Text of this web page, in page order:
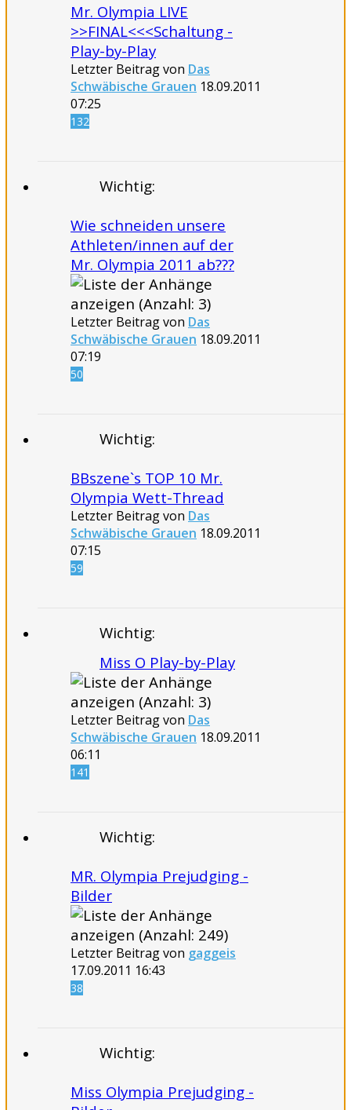
Mr. Olympia LIVE
>>FINAL<<<Schaltung -
Play-by-Play
Letzter Beitrag von Das
Schwäbische Grauen 18.09.2011
07:25
132
Wichtig:
Wie schneiden unsere
Athleten/innen auf der
Mr. Olympia 2011 ab???
Letzter Beitrag von Das
Schwäbische Grauen 18.09.2011
07:19
50
Wichtig:
BBszene`s TOP 10 Mr.
Olympia Wett-Thread
Letzter Beitrag von Das
Schwäbische Grauen 18.09.2011
07:15
59
Wichtig:
Miss O Play-by-Play
Letzter Beitrag von Das
Schwäbische Grauen 18.09.2011
06:11
141
Wichtig:
MR. Olympia Prejudging -
Bilder
Letzter Beitrag von gaggeis
17.09.2011 16:43
38
Wichtig:
Miss Olympia Prejudging -